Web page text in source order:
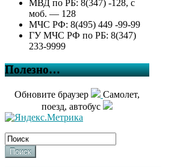
МВД по РБ: 8(347) -128, с
моб. — 128
МЧС РФ: 8(495) 449 -99-99
ГУ МЧС РФ по РБ: 8(347)
233-9999
Полезно…
Обновите браузер
Самолет,
поезд, автобус
Поиск